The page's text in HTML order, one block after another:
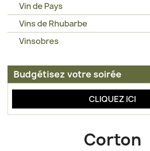
Vin de Pays
Vins de Rhubarbe
Vinsobres
Budgétisez votre soirée
CLIQUEZ ICI
Corton